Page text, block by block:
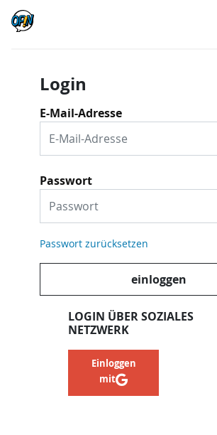
Login
E-Mail-Adresse
Passwort
Passwort zurücksetzen
einloggen
LOGIN ÜBER SOZIALES
NETZWERK
Einloggen
mit